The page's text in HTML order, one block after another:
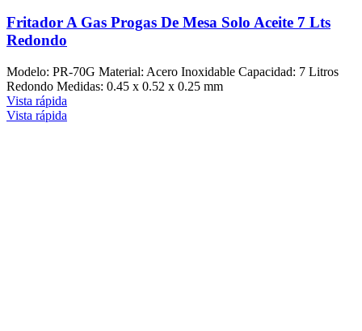
Fritador A Gas Progas De Mesa Solo Aceite 7 Lts
Redondo
Modelo: PR-70G Material: Acero Inoxidable Capacidad: 7 Litros
Redondo Medidas: 0.45 x 0.52 x 0.25 mm
Vista rápida
Vista rápida